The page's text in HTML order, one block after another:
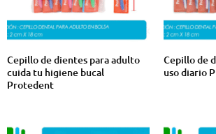
Cepillo de dientes para adulto
cuida tu higiene bucal
Protedent
Cepillo de
uso diario